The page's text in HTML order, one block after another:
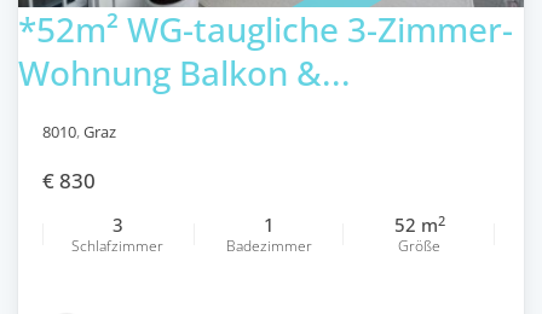
*52m² WG-taugliche 3-Zimmer-
Wohnung Balkon &...
8010,Graz
€ 830
3
Schlafzimmer
1
Badezimmer
52 m2
Größe